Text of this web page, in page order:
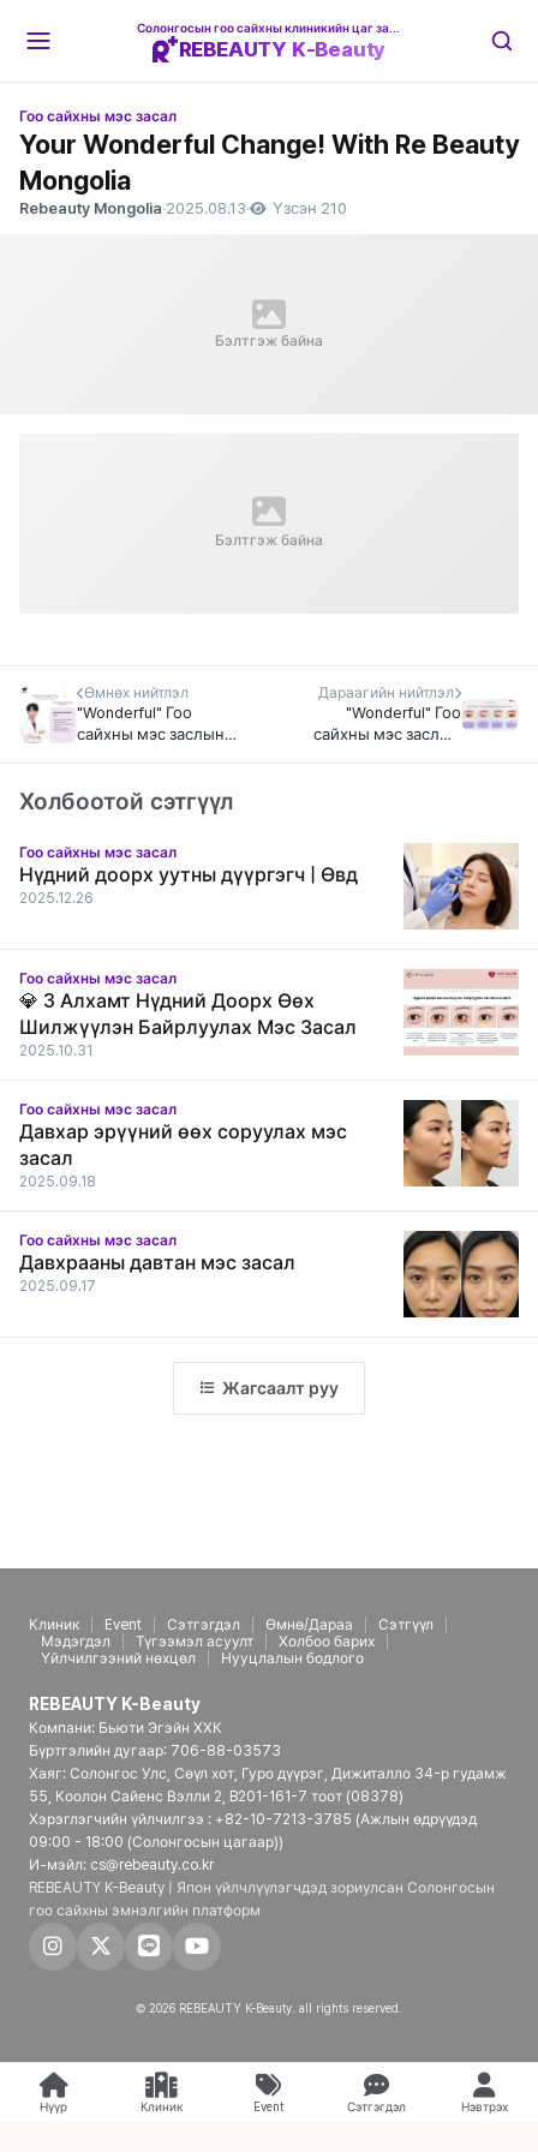
REBEAUTY K-Beauty
Гоо сайхны мэс засал
Your Wonderful Change! With Re Beauty
Mongolia
Rebeauty Mongolia·2025.08.13· Үзсэн 210
Бэлтгэж байна
Бэлтгэж байна
Өмнөх нийтлэл
"Wonderful" Гоо
сайхны мэс заслын
Юнг
Дараагийн нийтлэл
"Wonderful" Гоо
сайхны мэс заслын
Холбоотой сэтгүүл
Гоо сайхны мэс засал
Нүдний доорх уутны дүүргэгч | Өвд
2025.12.26
Гоо сайхны мэс засал
💎 3 Алхамт Нүдний Доорх Өөх
Шилжүүлэн Байрлуулах Мэс Засал
2025.10.31
Гоо сайхны мэс засал
Давхар эрүүний өөх соруулах мэс
засал
2025.09.18
Гоо сайхны мэс засал
Давхрааны давтан мэс засал
2025.09.17
Жагсаалт руу
Клиник Event Сэтгэгдэл Өмнө/Дараа
Сэтгүүл
Мэдэгдэл
Түгээмэл асуулт
Холбоо барих
Үйлчилгээний нөхцөл
Нууцлалын бодлого
REBEAUTY K-Beauty
Компани: Бьюти Эгэйн ХХК
Бүртгэлийн дугаар: 706-88-03573
Хаяг: Солонгос Улс, Сөүл хот, Гуро дүүрэг, Дижиталло 34-р гудамж
55, Коолон Сайенс Вэлли 2, B201-161-7 тоот (08378)
Хэрэглэгчийн үйлчилгээ : +82-10-7213-3785 (Ажлын өдрүүдэд
09:00 - 18:00 (Солонгосын цагаар))
И-мэйл: cs@rebeauty.co.kr
REBEAUTY K-Beauty | Япон үйлчлүүлэгчдэд зориулсан Солонгосын
гоо сайхны эмнэлгийн платформ
© 2026 REBEAUTY K-Beauty. all rights reserved.
Нүүр Клиник Event Сэтгэгдэл Нэвтрэх